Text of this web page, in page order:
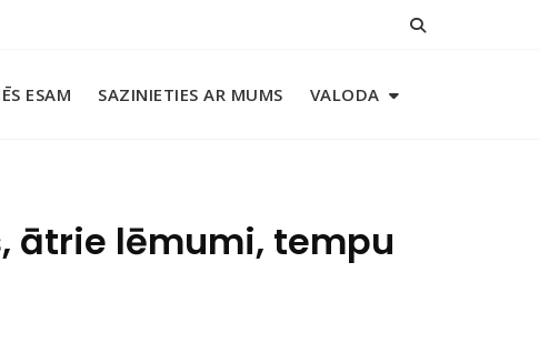
ESAM SAZINIETIES AR MUMS VALODA
ātrie lēmumi, tempu